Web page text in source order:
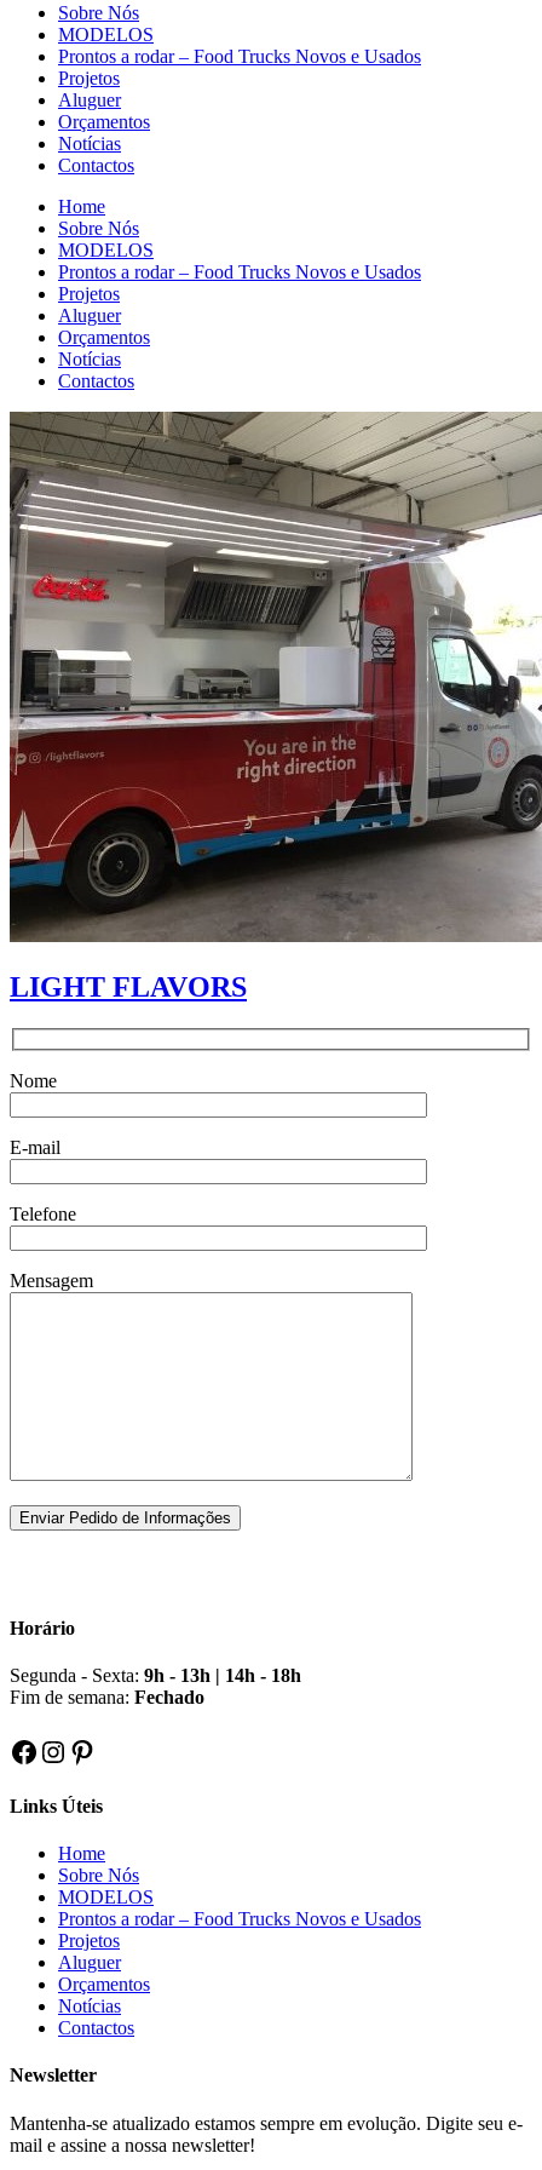
Sobre Nós
MODELOS
Prontos a rodar – Food Trucks Novos e Usados
Projetos
Aluguer
Orçamentos
Notícias
Contactos
Home
Sobre Nós
MODELOS
Prontos a rodar – Food Trucks Novos e Usados
Projetos
Aluguer
Orçamentos
Notícias
Contactos
LIGHT FLAVORS
Nome
E-mail
Telefone
Mensagem
Horário
Segunda - Sexta: 9h - 13h | 14h - 18h
Fim de semana: Fechado
Facebook
Instagram
Pinterest
Links Úteis
Home
Sobre Nós
MODELOS
Prontos a rodar – Food Trucks Novos e Usados
Projetos
Aluguer
Orçamentos
Notícias
Contactos
Newsletter
Mantenha-se atualizado estamos sempre em evolução. Digite seu e-
mail e assine a nossa newsletter!